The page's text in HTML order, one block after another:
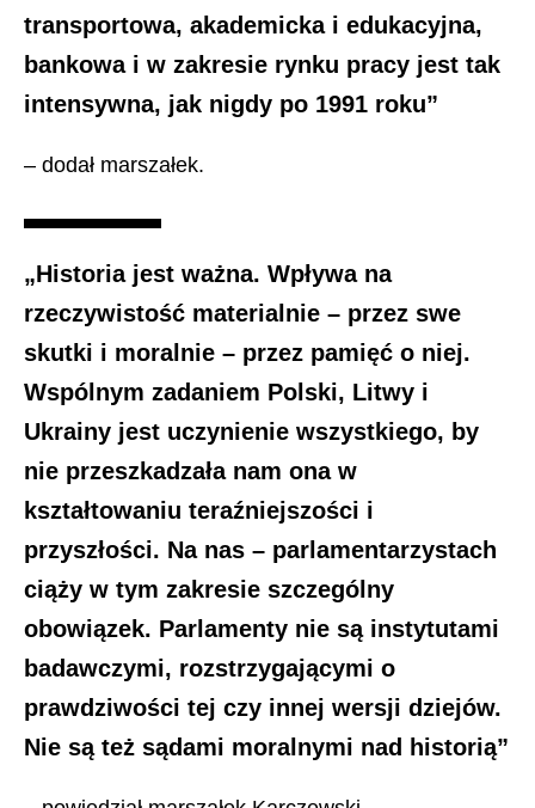
transportowa, akademicka i edukacyjna,
bankowa i w zakresie rynku pracy jest tak
intensywna, jak nigdy po 1991 roku”
– dodał marszałek.
„Historia jest ważna. Wpływa na
rzeczywistość materialnie – przez swe
skutki i moralnie – przez pamięć o niej.
Wspólnym zadaniem Polski, Litwy i
Ukrainy jest uczynienie wszystkiego, by
nie przeszkadzała nam ona w
kształtowaniu teraźniejszości i
przyszłości. Na nas – parlamentarzystach
ciąży w tym zakresie szczególny
obowiązek. Parlamenty nie są instytutami
badawczymi, rozstrzygającymi o
prawdziwości tej czy innej wersji dziejów.
Nie są też sądami moralnymi nad historią”